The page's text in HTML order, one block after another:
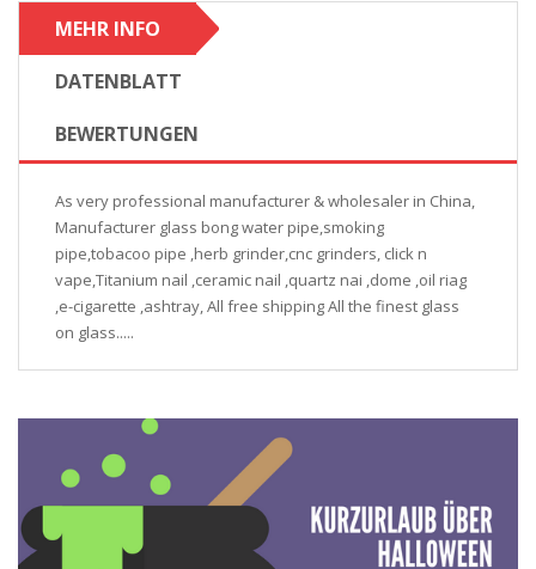
MEHR INFO
DATENBLATT
BEWERTUNGEN
As very professional manufacturer & wholesaler in China,
Manufacturer glass bong water pipe,smoking
pipe,tobacoo pipe ,herb grinder,cnc grinders, click n
vape,Titanium nail ,ceramic nail ,quartz nai ,dome ,oil riag
,e-cigarette ,ashtray, All free shipping All the finest glass
on glass.....